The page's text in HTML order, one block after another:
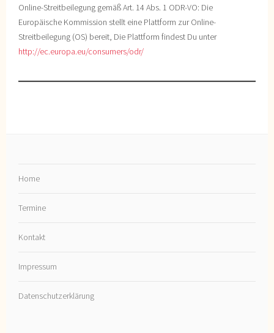
Online-Streitbeilegung gemäß Art. 14 Abs. 1 ODR-VO: Die
Europäische Kommission stellt eine Plattform zur Online-
Streitbeilegung (OS) bereit, Die Plattform findest Du unter
http://ec.europa.eu/consumers/odr/
Home
Termine
Kontakt
Impressum
Datenschutzerklärung